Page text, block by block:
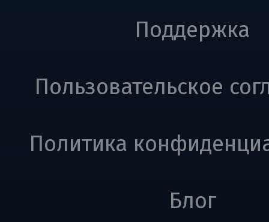
Поддержка
Пользовательское
Политика
Блог